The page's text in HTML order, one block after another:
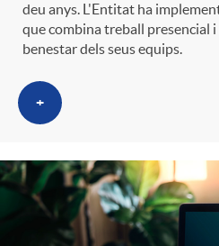
deu anys. L'Entitat ha
que combina treball presencial
benestar dels seus equips.
+